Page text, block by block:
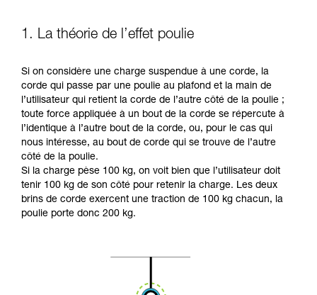
consulter. Vous devez avoir compris les
informations de la notice technique pour
d’informations.
Maîtriser ces techniques nécessite une
formation et un entraînement spécifique. Validez
avec un professionnel votre capacité à refaire
la manipulation, seul, en toute sécurité, avant
de la reproduire en autonomie.
Nous donnons des exemples de techniques
liées à votre activité. Il peut en exister d’autres
que nous ne décrivons pas ici.
1. La théorie de l’effet poulie
Si on considère une charge suspendue à une corde, la
corde qui passe par une poulie au plafond et la main de
l’utilisateur qui retient la corde de l’autre côté de la poulie ;
toute force appliquée à un bout de la corde se répercute à
l’identique à l’autre bout de la corde, ou, pour le cas qui
nous intéresse, au bout de corde qui se trouve de l’autre
côté de la poulie.
Si la charge pèse 100 kg, on voit bien que l’utilisateur doit
tenir 100 kg de son côté pour retenir la charge. Les deux
brins de corde exercent une traction de 100 kg chacun, la
poulie porte donc 200 kg.